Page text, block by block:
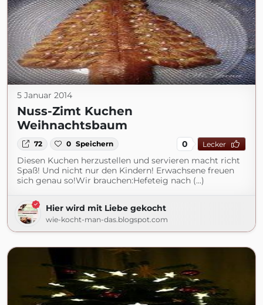
5 Januar 2014
Nuss-Zimt Kuchen
Weihnachtsbaum
72 0 Speichern 0 Lecker
Diesen Kuchen herzustellen und servieren macht richt
Spaß! Und nicht nur den Kindern! Erwachsene freuen
sich genau so!Wir brauchen:Hefeteig nach (...)
Hier wird mit Liebe gekocht
wie-kocht-man-das.blogspot.com